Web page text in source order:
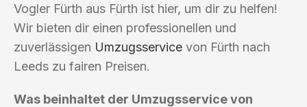
Vogler Fürth aus Fürth ist hier, um dir zu helfen!
Wir bieten dir einen professionellen und
zuverlässigen Umzugsservice von Fürth nach
Leeds zu fairen Preisen.
Was beinhaltet der Umzugsservice von